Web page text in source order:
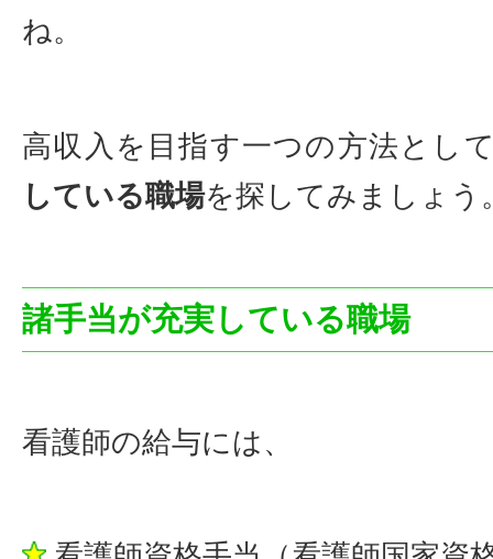
ね。
高収入を目指す一つの方法とし
している職場を探してみましょう
諸手当が充実している職場
看護師の給与には、